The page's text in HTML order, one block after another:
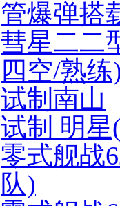
管爆弹搭
彗星二二
四空/熟练
试制南山
试制 明
零式舰战
队)